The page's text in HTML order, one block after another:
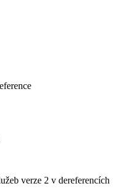
verze 2 v dereferencích